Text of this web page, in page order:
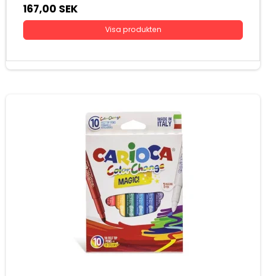
167,00 SEK
Visa produkten